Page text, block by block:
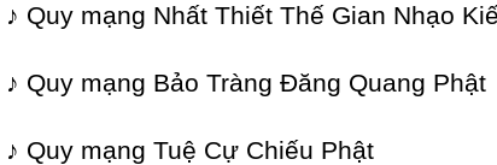
♪ Quy mạng Nhất Thiết Thế Gian Nhạo
♪ Quy mạng Bảo Tràng Đăng Quang Phật
♪ Quy mạng Tuệ Cự Chiếu Phật